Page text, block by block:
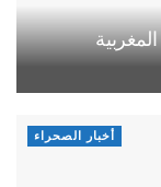
أخبار الصحراء